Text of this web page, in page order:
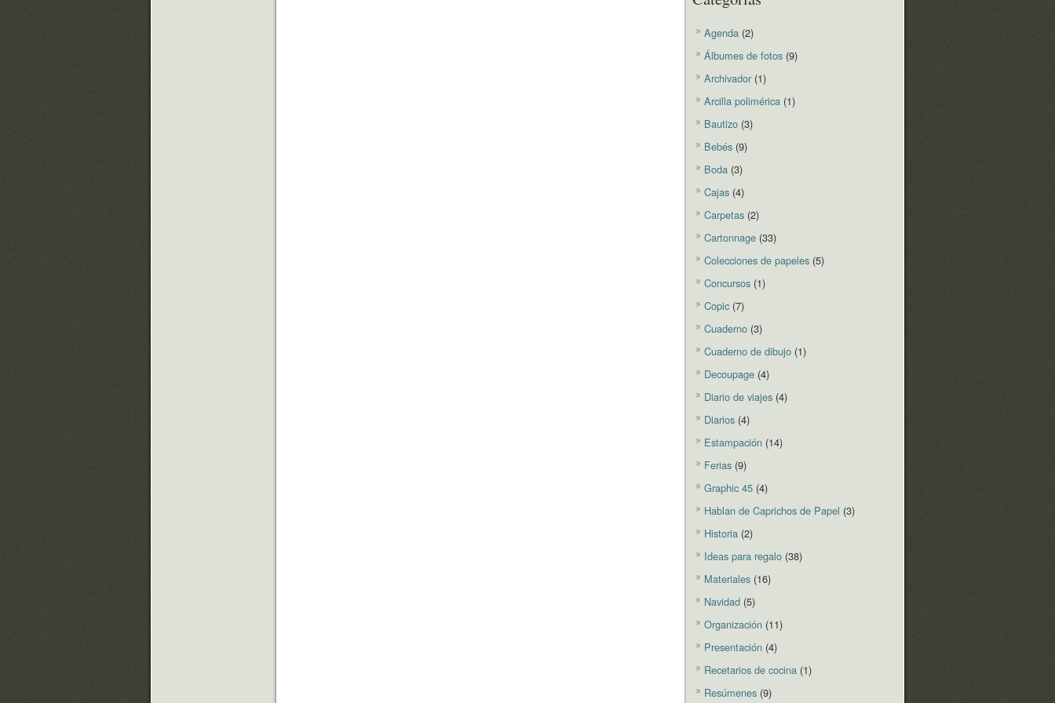
Agenda (2)
Álbumes de fotos (9)
Archivador (1)
Arcilla polimérica (1)
Bautizo (3)
Bebés (9)
Boda (3)
Cajas (4)
Carpetas (2)
Cartonnage (33)
Colecciones de papeles (5)
Concursos (1)
Copic (7)
Cuaderno (3)
Cuaderno de dibujo (1)
Decoupage (4)
Diario de viajes (4)
Diarios (4)
Estampación (14)
Ferias (9)
Graphic 45 (4)
Hablan de Caprichos de Papel (3)
Historia (2)
Ideas para regalo (38)
Materiales (16)
Navidad (5)
Organización (11)
Presentación (4)
Recetarios de cocina (1)
Resúmenes (9)